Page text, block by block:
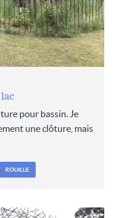
pour bassin. Je
une clôture, mais
ROUILLE